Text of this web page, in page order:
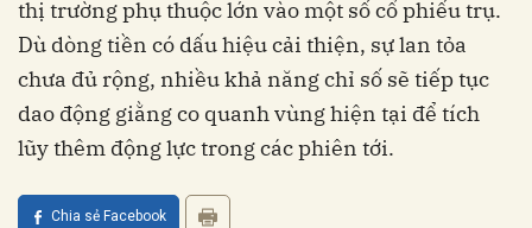
thị trường phụ thuộc lớn vào một số cổ phiếu trụ.
Dù dòng tiền có dấu hiệu cải thiện, sự lan tỏa
chưa đủ rộng, nhiều khả năng chỉ số sẽ tiếp tục
dao động giằng co quanh vùng hiện tại để tích
lũy thêm động lực trong các phiên tới.
Chia sẻ Facebook